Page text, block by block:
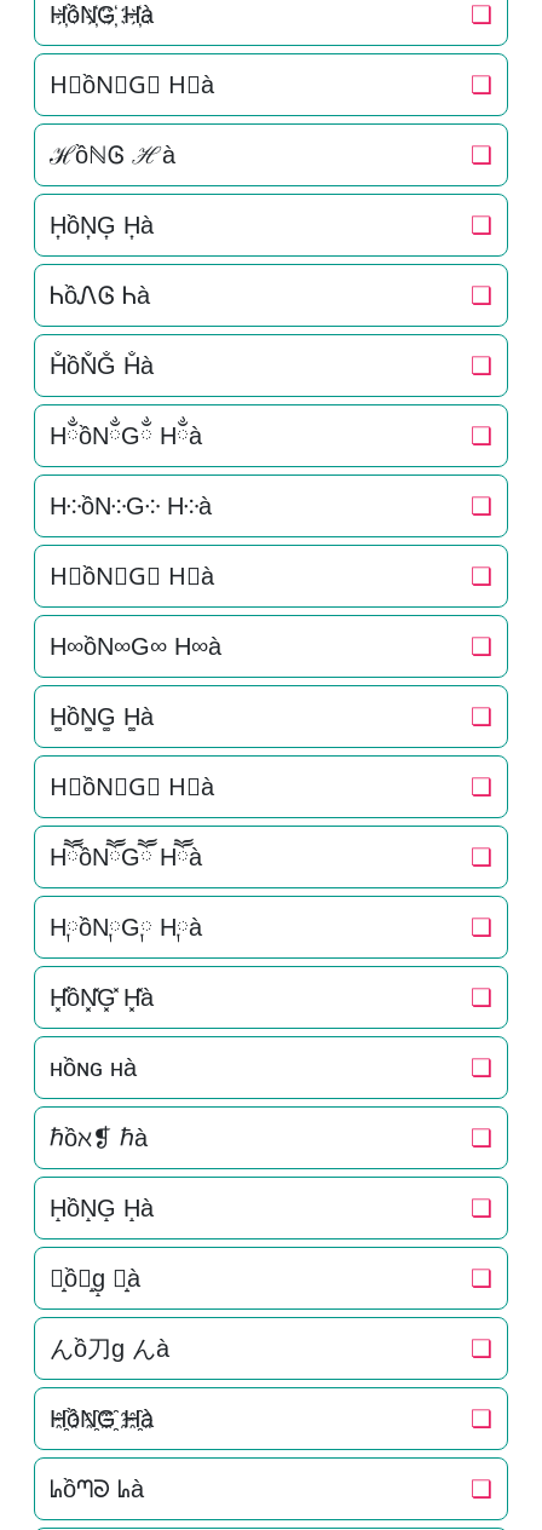
H҉ồN҉G҉ H҉à ❏
H⃜ồN⃜G⃜ H⃜à ❏
ℋồℕᎶ ℋà ❏
H͎ồN͎G͎ H͎à ❏
ᏂồᏁᎶ Ꮒà ❏
H̐ồN̐G̐ H̐à ❏
HྂồNྂGྂ Hྂà ❏
H༶ồN༶G༶ H༶à ❏
H⃕ồN⃕G⃕ H⃕à ❏
H∞ồN∞G∞ H∞à ❏
H͚ồN͚G͚ H͚à ❏
H⃒ồN⃒G⃒ H⃒à ❏
HཽồNཽGཽ Hཽà ❏
H༙ồN༙G༙ H༙à ❏
H͓̽ồN͓̽G͓̽ H͓̽à ❏
ʜồɴɢ ʜà ❏
ℏồℵ❡ ℏà ❏
H̝ồN̝G̝ H̝à ❏
ん̝ồ刀̝g̝ ん̝à ❏
んồ刀g んà ❏
H҈ồN҈G҈ H҈à ❏
ᖺồᘉᘐ ᖺà ❏